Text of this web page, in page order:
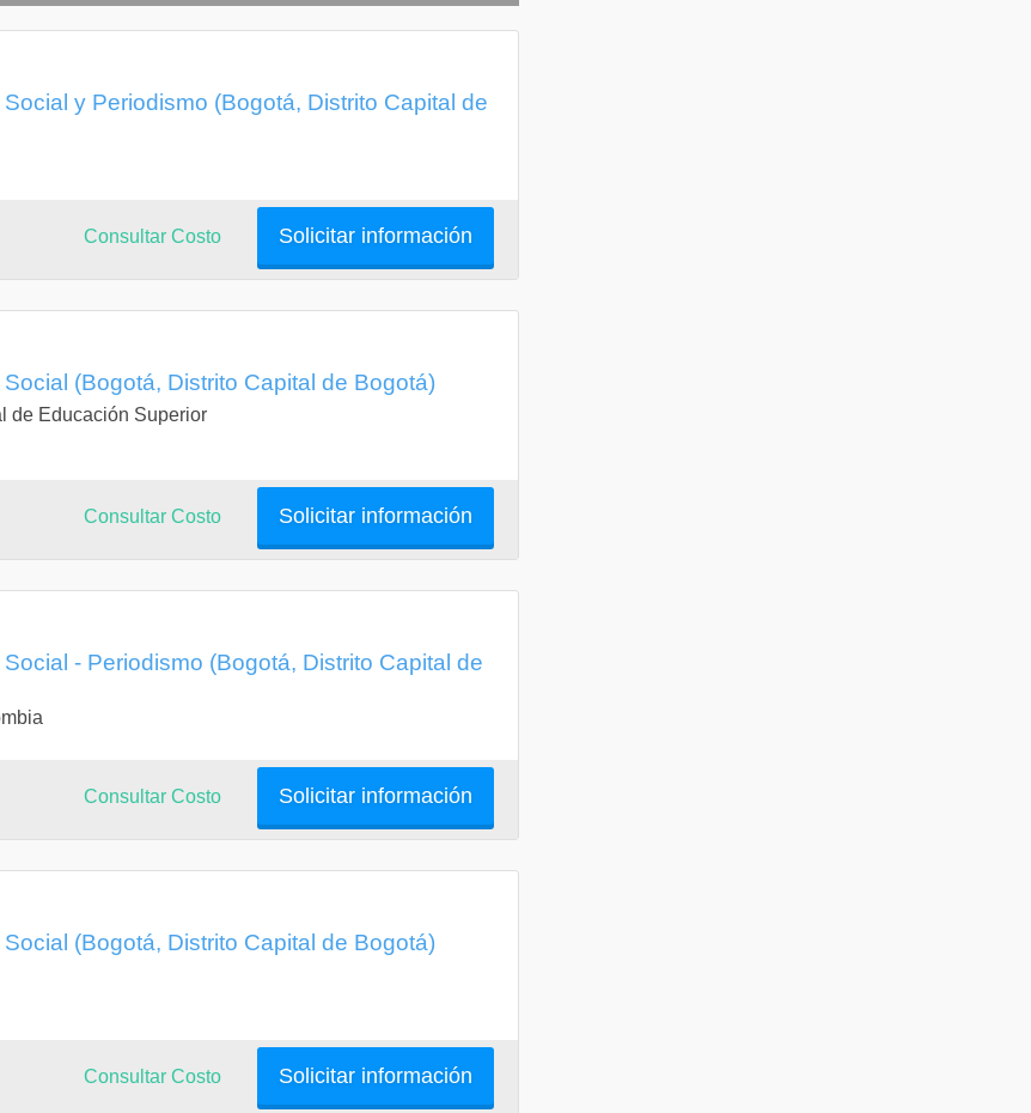
a la Creación Digital
móviles
y Periodismo (Bogotá, Distrito Capital de
Solicitar información
Consultar Costo
(Bogotá, Distrito Capital de Bogotá)
de Educación Superior
Solicitar información
Consultar Costo
- Periodismo (Bogotá, Distrito Capital de
Solicitar información
Consultar Costo
(Bogotá, Distrito Capital de Bogotá)
Solicitar información
Consultar Costo